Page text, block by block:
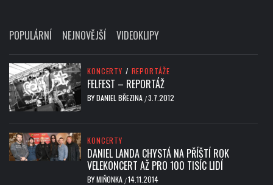
POPULÁRNÍ NEJNOVĚJŠÍ VIDEOKLIPY
KONCERTY / REPORTÁŽE
FELFEST – REPORTÁŽ
BYDANIEL BŘEZINA /3.7.2012
KONCERTY
DANIEL LANDA CHYSTÁ NA PŘÍŠTÍ ROK
VELEKONCERT AŽ PRO 100 TISÍC LIDÍ
BYMIŇONKA /14.11.2014